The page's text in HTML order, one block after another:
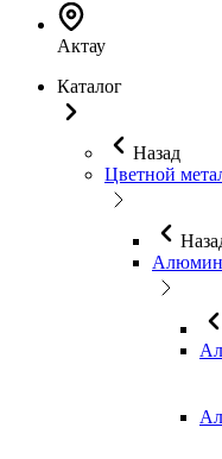
Актау
Каталог
Назад
Цветной